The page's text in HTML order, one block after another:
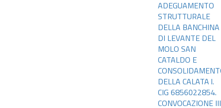
ADEGUAMENTO
STRUTTURALE
DELLA BANCHINA
DI LEVANTE DEL
MOLO SAN
CATALDO E
DELLA CALATA l.
CIG 6856022854.
CONVOCAZIONE III